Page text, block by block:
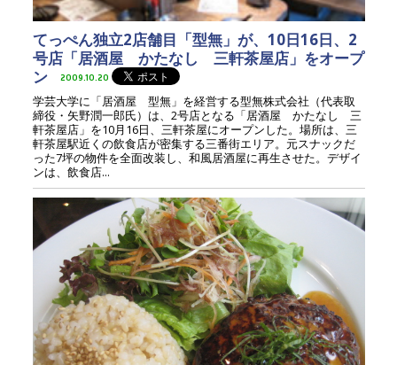
てっぺん独立2店舗目「型無」が、10日16日、2
号店「居酒屋 かたなし 三軒茶屋店」をオープ
ン
2009.10.20
学芸大学に「居酒屋 型無」を経営する型無株式会社（代表取
締役・矢野潤一郎氏）は、2号店となる「居酒屋 かたなし 三
軒茶屋店」を10月16日、三軒茶屋にオープンした。場所は、三
軒茶屋駅近くの飲食店が密集する三番街エリア。元スナックだ
った7坪の物件を全面改装し、和風居酒屋に再生させた。デザイ
ンは、飲食店...